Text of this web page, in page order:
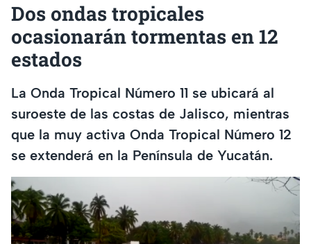
Dos ondas tropicales
ocasionarán tormentas en 12
estados
La Onda Tropical Número 11 se ubicará al
suroeste de las costas de Jalisco, mientras
que la muy activa Onda Tropical Número 12
se extenderá en la Península de Yucatán.